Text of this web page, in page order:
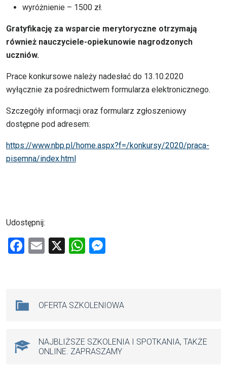
wyróżnienie – 1500 zł.
Gratyfikację za wsparcie merytoryczne otrzymają
również nauczyciele-opiekunowie nagrodzonych
uczniów.
Prace konkursowe należy nadesłać do 13.10.2020
wyłącznie za pośrednictwem formularza elektronicznego.
Szczegóły informacji oraz formularz zgłoszeniowy
dostępne pod adresem:
https://www.nbp.pl/home.aspx?f=/konkursy/2020/praca-
pisemna/index.html
Udostępnij:
F
o
k
E
X
W
A
p
g
OFERTA SZKOLENIOWA
NAJBLIŻSZE SZKOLENIA I SPOTKANIA, TAKŻE
ONLINE. ZAPRASZAMY